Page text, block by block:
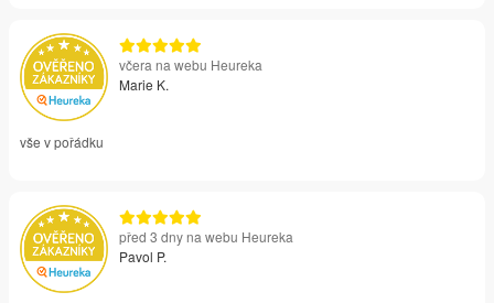
včera na webu Heureka
Marie K.
vše v pořádku
před 3 dny na webu Heureka
Pavol P.